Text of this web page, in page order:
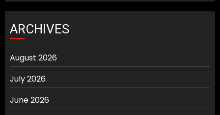
ARCHIVES
August 2026
July 2026
June 2026